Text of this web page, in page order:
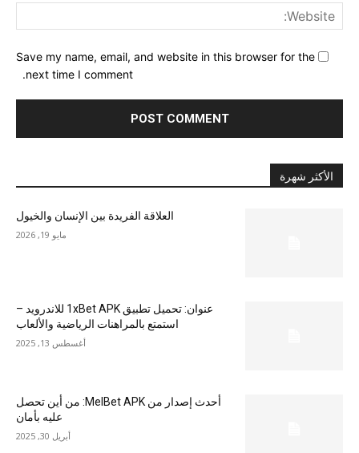
Save my name, email, and website in this browser for the
next time I comment.
الأكثر شهرة
العلاقة الفريدة بين الإنسان والخيول
مايو 19, 2026
عنوان: تحميل تطبيق 1xBet APK للاندرويد –
استمتع بالمراهنات الرياضية والألعاب
أغسطس 13, 2025
أحدث إصدار من MelBet APK: من أين تحصل
عليه بأمان
أبريل 30, 2025